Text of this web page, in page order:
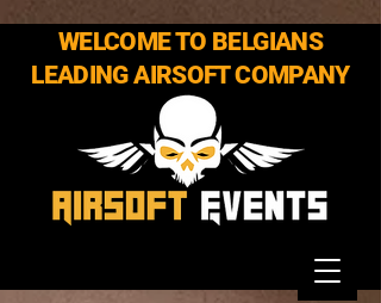
WELCOME TO BELGIANS
LEADING AIRSOFT COMPANY